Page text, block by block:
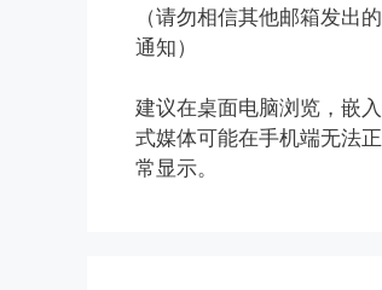
（请勿相信其他邮箱发出的
通知）
建议在桌面电脑浏览，嵌入
式媒体可能在手机端无法正
常显示。